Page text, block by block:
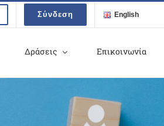
Σύνδεση English
Δράσεις Επικοινωνία